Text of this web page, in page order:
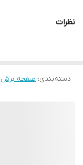
نظرات
دسته‌بندی: صفحه برش